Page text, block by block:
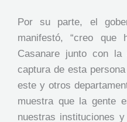
Por su parte, el
manifestó, “creo que
Casanare junto con la
captura de esta
este y otros
muestra que la gente
nuestras instituciones